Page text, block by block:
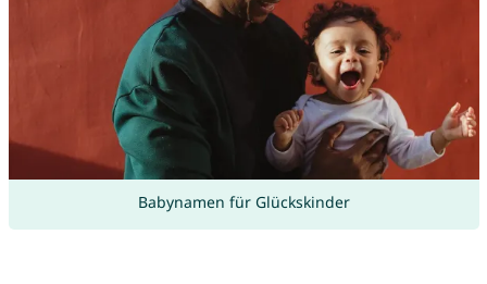
Babynamen für Glückskinder